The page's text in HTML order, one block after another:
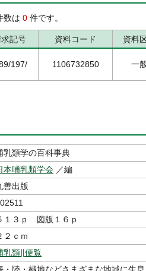
数は 0 件です。
記号 資料コード 資料
197/ 1106732850 一
乳類学の百科事典
本哺乳類学会 ／編
善出版
１３ｐ 図版１６ｐ
２ｃｍ
乳類∥便覧